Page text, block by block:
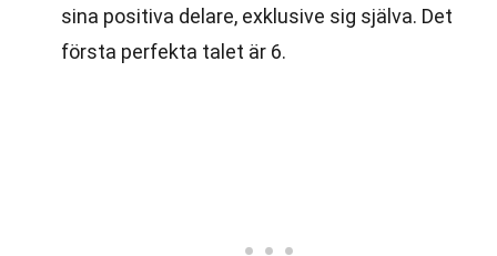
sina positiva delare, exklusive sig själva. Det
första perfekta talet är 6.